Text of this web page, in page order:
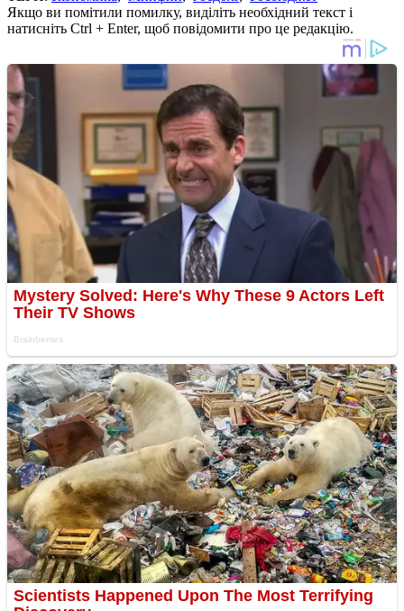
Якщо ви помітили помилку, виділіть необхідний текст і
натисніть Ctrl + Enter, щоб повідомити про це редакцію.